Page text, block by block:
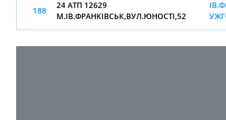
188
24 АТП 12629
М.ІВ.ФРАНКІВСЬК,ВУЛ.ЮНОСТІ,52